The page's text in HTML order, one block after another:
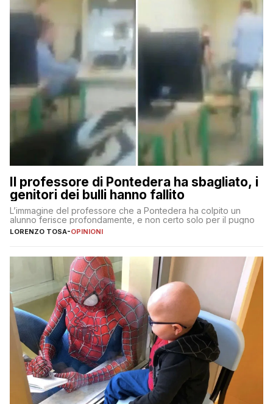
Il professore di Pontedera ha sbagliato, i
genitori dei bulli hanno fallito
L’immagine del professore che a Pontedera ha colpito un
alunno ferisce profondamente, e non certo solo per il pugno
LORENZO TOSA-OPINIONI